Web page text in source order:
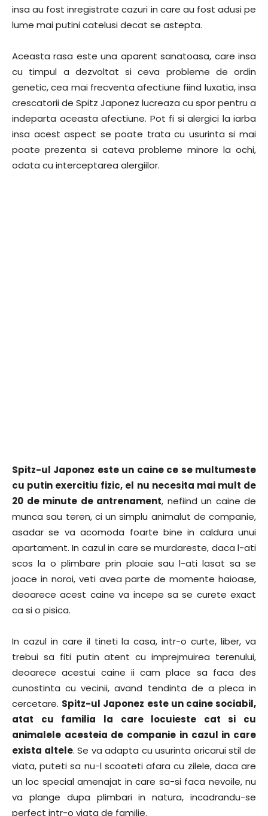
insa au fost inregistrate cazuri in care au fost adusi pe
lume mai putini catelusi decat se astepta.
Aceasta rasa este una aparent sanatoasa, care insa
cu timpul a dezvoltat si ceva probleme de ordin
genetic, cea mai frecventa afectiune fiind luxatia, insa
crescatorii de Spitz Japonez lucreaza cu spor pentru a
indeparta aceasta afectiune. Pot fi si alergici la iarba
insa acest aspect se poate trata cu usurinta si mai
poate prezenta si cateva probleme minore la ochi,
odata cu interceptarea alergiilor.
Spitz-ul Japonez este un caine ce se multumeste
cu putin exercitiu fizic, el nu necesita mai mult de
20 de minute de antrenament, nefiind un caine de
munca sau teren, ci un simplu animalut de companie,
asadar se va acomoda foarte bine in caldura unui
apartament. In cazul in care se murdareste, daca l-ati
scos la o plimbare prin ploaie sau l-ati lasat sa se
joace in noroi, veti avea parte de momente haioase,
deoarece acest caine va incepe sa se curete exact
ca si o pisica.
In cazul in care il tineti la casa, intr-o curte, liber, va
trebui sa fiti putin atent cu imprejmuirea terenului,
deoarece acestui caine ii cam place sa faca des
cunostinta cu vecinii, avand tendinta de a pleca in
cercetare. Spitz-ul Japonez este un caine sociabil,
atat cu familia la care locuieste cat si cu
animalele acesteia de companie in cazul in care
exista altele. Se va adapta cu usurinta oricarui stil de
viata, puteti sa nu-l scoateti afara cu zilele, daca are
un loc special amenajat in care sa-si faca nevoile, nu
va plange dupa plimbari in natura, incadrandu-se
perfect intr-o viata de familie.